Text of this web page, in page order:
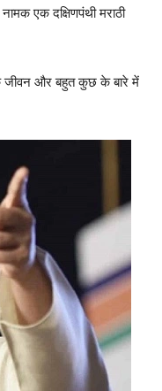
एक दक्षिणपंथी मराठी
जीवन और बहुत कुछ के बारे में